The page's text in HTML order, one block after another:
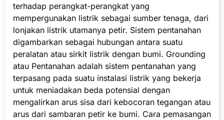
terhadap perangkat-perangkat yang
mempergunakan listrik sebagai sumber tenaga, dari
lonjakan listrik utamanya petir. Sistem pentanahan
digambarkan sebagai hubungan antara suatu
peralatan atau sirkit listrik dengan bumi. Grounding
atau Pentanahan adalah sistem pentanahan yang
terpasang pada suatu instalasi listrik yang bekerja
untuk meniadakan beda potensial dengan
mengalirkan arus sisa dari kebocoran tegangan atau
arus dari sambaran petir ke bumi. Cara pemasangan